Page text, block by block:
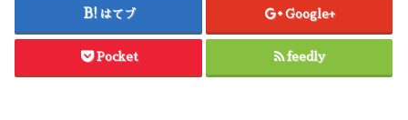
はてブ Google+
Pocket feedly